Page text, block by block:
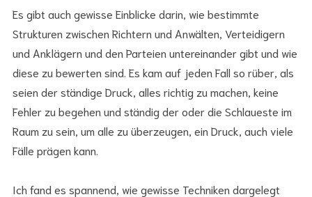
Es gibt auch gewisse Einblicke darin, wie bestimmte
Strukturen zwischen Richtern und Anwälten, Verteidigern
und Anklägern und den Parteien untereinander gibt und wie
diese zu bewerten sind. Es kam auf jeden Fall so rüber, als
seien der ständige Druck, alles richtig zu machen, keine
Fehler zu begehen und ständig der oder die Schlaueste im
Raum zu sein, um alle zu überzeugen, ein Druck, auch viele
Fälle prägen kann.
Ich fand es spannend, wie gewisse Techniken dargelegt